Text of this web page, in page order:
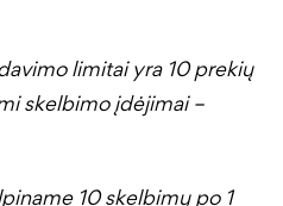
limitai yra 10 prekių
skelbimo įdėjimai –
10 skelbimų po 1